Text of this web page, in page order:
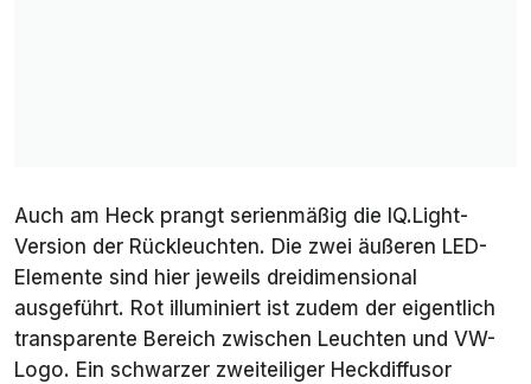
Auch am Heck prangt serienmäßig die IQ.Light-
Version der Rückleuchten. Die zwei äußeren LED-
Elemente sind hier jeweils dreidimensional
ausgeführt. Rot illuminiert ist zudem der eigentlich
transparente Bereich zwischen Leuchten und VW-
Logo. Ein schwarzer zweiteiliger Heckdiffusor